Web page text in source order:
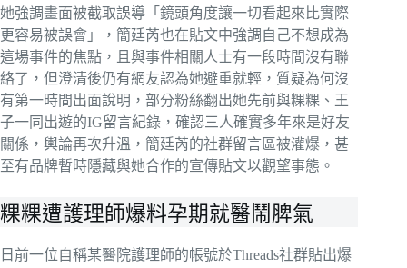
她強調畫面被截取誤導「鏡頭角度讓一切看起來比實際
更容易被誤會」，簡廷芮也在貼文中強調自己不想成為
這場事件的焦點，且與事件相關人士有一段時間沒有聯
絡了，但澄清後仍有網友認為她避重就輕，質疑為何沒
有第一時間出面說明，部分粉絲翻出她先前與粿粿、王
子一同出遊的IG留言紀錄，確認三人確實多年來是好友
關係，輿論再次升溫，簡廷芮的社群留言區被灌爆，甚
至有品牌暫時隱藏與她合作的宣傳貼文以觀望事態。
粿粿遭護理師爆料孕期就醫鬧脾氣
日前一位自稱某醫院護理師的帳號於Threads社群貼出爆